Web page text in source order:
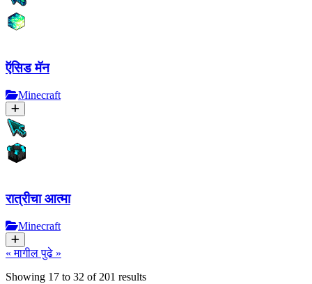
ऍसिड मॅन
Minecraft
रात्रीचा आत्मा
Minecraft
« मागीलपुढे »
Showing 17 to 32 of 201 results